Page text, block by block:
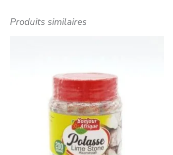
Produits similaires